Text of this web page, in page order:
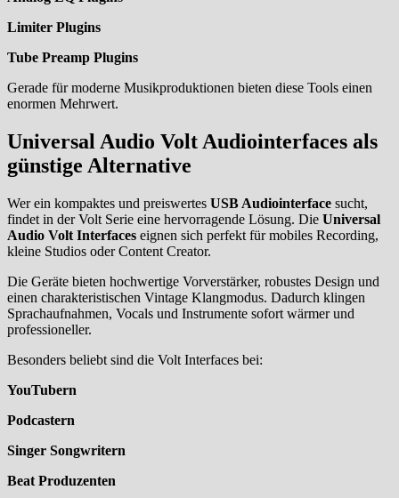
Limiter Plugins
Tube Preamp Plugins
Gerade für moderne Musikproduktionen bieten diese Tools einen
enormen Mehrwert.
Universal Audio Volt Audiointerfaces als
günstige Alternative
Wer ein kompaktes und preiswertes USB Audiointerface sucht,
findet in der Volt Serie eine hervorragende Lösung. Die Universal
Audio Volt Interfaces eignen sich perfekt für mobiles Recording,
kleine Studios oder Content Creator.
Die Geräte bieten hochwertige Vorverstärker, robustes Design und
einen charakteristischen Vintage Klangmodus. Dadurch klingen
Sprachaufnahmen, Vocals und Instrumente sofort wärmer und
professioneller.
Besonders beliebt sind die Volt Interfaces bei:
YouTubern
Podcastern
Singer Songwritern
Beat Produzenten